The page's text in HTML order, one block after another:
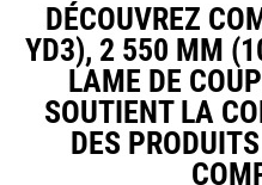
DÉCOUVREZ
YD3), 2 550 MM
LAME DE
SOUTIENT LA
DES